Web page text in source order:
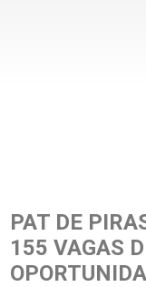
PAT DE
155 VAGAS